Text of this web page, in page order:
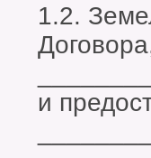
1.2.
и